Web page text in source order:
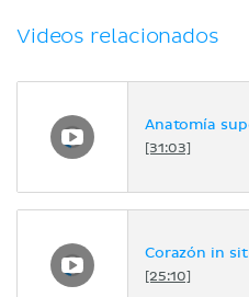
Videos relacionados
Anatomía
[31:03]
Corazón in
[25:10]